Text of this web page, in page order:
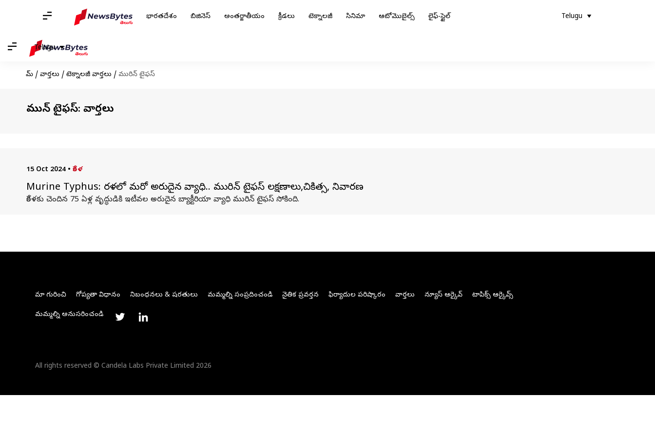
భారతదేశం బిజినెస్ అంతర్జాతీయం క్రీడలు టెక్నాలజీ సినిమా ఆటోమొబైల్స్ లైఫ్-స్టైల్ Telugu
Telugu
హోమ్ / వార్తలు / టెక్నాలజీ వార్తలు / మురిన్ టైఫస్
మురిన్ టైఫస్: వార్తలు
15 Oct 2024 • కేరళ
Murine Typhus: కేరళలో మరో అరుదైన వ్యాధి.. మురిన్ టైఫస్‌ లక్షణాలు,చికిత్స, నివారణ
కేరళకు చెందిన 75 ఏళ్ల వృద్ధుడికి ఇటీవల అరుదైన బ్యాక్టీరియా వ్యాధి మురిన్ టైఫస్ సోకింది.
మా గురించి గోప్యతా విధానం నిబంధనలు & షరతులు మమ్మల్ని సంప్రదించండి నైతిక ప్రవర్తన ఫిర్యాదుల పరిష్కారం వార్తలు న్యూస్ ఆర్కైవ్ టాపిక్స్ ఆర్కైవ్స్
మమ్మల్ని అనుసరించండి
All rights reserved © Candela Labs Private Limited 2026